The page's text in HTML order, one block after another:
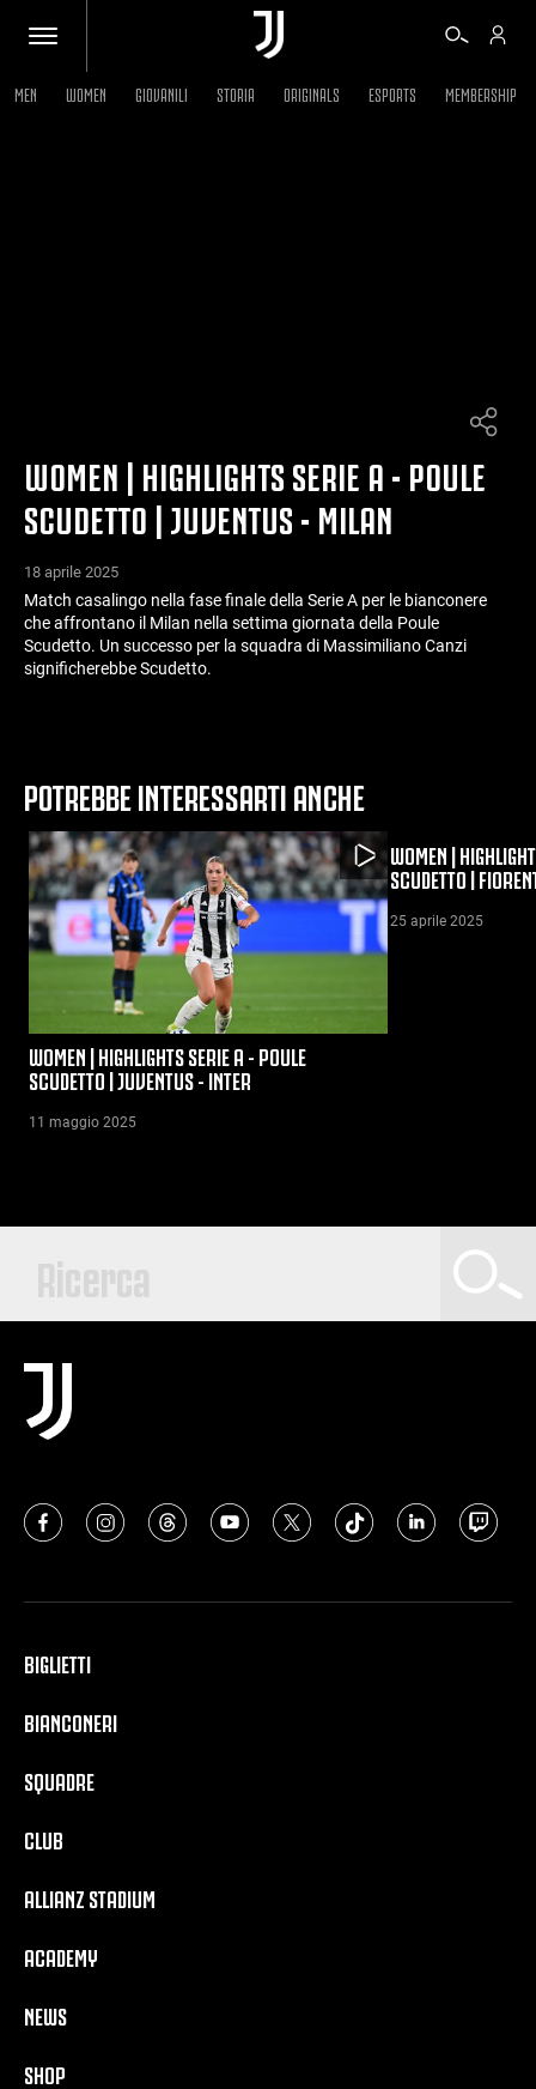
ALTRO
MEN WOMEN GIOVANILI STORIA ORIGINALS ESPORTS MEMBERSHIP
WOMEN | HIGHLIGHTS SERIE A - POULE
SCUDETTO | JUVENTUS - MILAN
18 aprile 2025
Match casalingo nella fase finale della Serie A per le bianconere
che affrontano il Milan nella settima giornata della Poule
Scudetto. Un successo per la squadra di Massimiliano Canzi
significherebbe Scudetto.
POTREBBE INTERESSARTI ANCHE
WOMEN | HIGHLIGHTS SERIE A - POULE
SCUDETTO | JUVENTUS - INTER
11 maggio 2025
WOMEN |
SCUDETTO |
25 aprile 2025
BIGLIETTI
BIANCONERI
SQUADRE
CLUB
ALLIANZ STADIUM
ACADEMY
NEWS
SHOP